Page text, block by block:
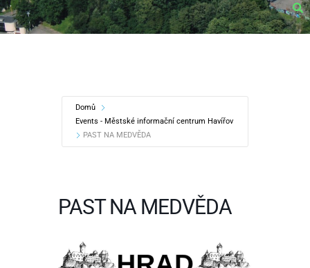
Domů
Events - Městské informační centrum Havířov
PAST NA MEDVĚDA
PAST NA MEDVĚDA